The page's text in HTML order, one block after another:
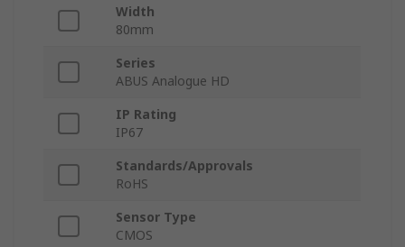
Width
80mm
Series
ABUS Analogue HD
IP Rating
IP67
Standards/Approvals
RoHS
Sensor Type
CMOS